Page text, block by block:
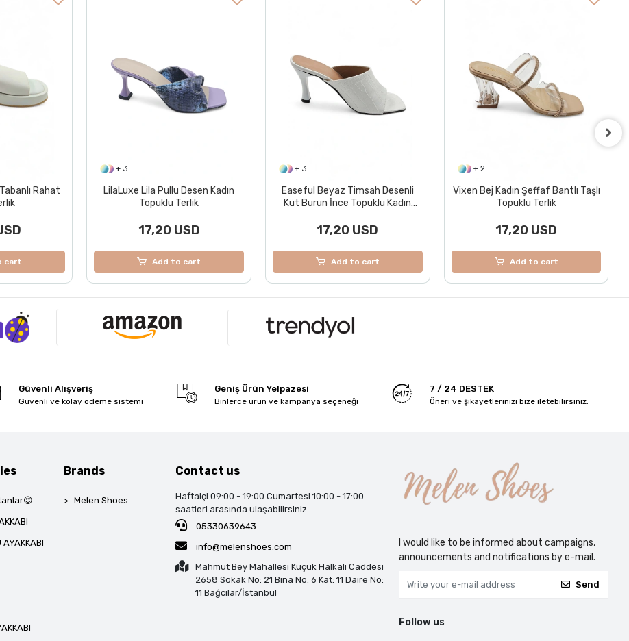
Kadın
cart
+ 3
Easeful Beyaz Timsah Desenli
Küt Burun İnce Topuklu Kadın
17,20 USD
Add to cart
+ 2
Vixen Bej Kadın Şeffaf Bantlı Taşlı
Topuklu Terlik
17,20 USD
Add to cart
+ 3
Violet Bej Triko Kadın Örme
Detaylı Yüksek Topuklu Terlik
17,20 USD
Add to cart
Güvenli Alışveriş
Güvenli ve kolay ödeme sistemi
Geniş Ürün Yelpazesi
Binlerce ürün ve kampanya seçeneği
7 / 24 DESTEK
Öneri ve şikayetlerinizi bize iletebilirsiniz.
AYAKKABI
Brands
Melen Shoes
Contact us
Haftaiçi 09:00 - 19:00 Cumartesi 10:00 - 17:00
saatleri arasında ulaşabilirsiniz.
05330639643
info@melenshoes.com
Mahmut Bey Mahallesi Küçük Halkalı Caddesi
2658 Sokak No: 21 Bina No: 6 Kat: 11 Daire No:
11 Bağcılar/İstanbul
I would like to be informed about campaigns,
announcements and notifications by e-mail.
Send
Follow us